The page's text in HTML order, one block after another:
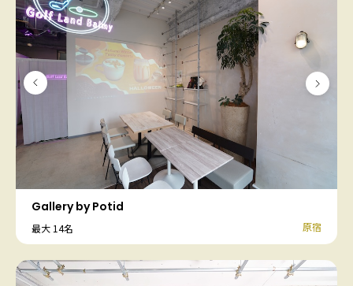
Gallery by Potid
最大 14名 原宿